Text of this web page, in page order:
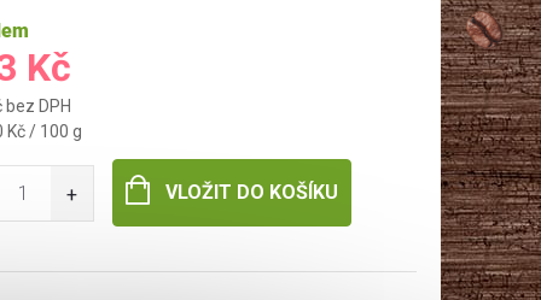
Kč
bez DPH
Kč / 100 g
VLOŽIT DO KOŠÍKU